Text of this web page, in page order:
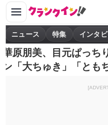
ニュース 特集 インタ
華原朋美、目元ぱっち
ン「大ちゅき」「とも